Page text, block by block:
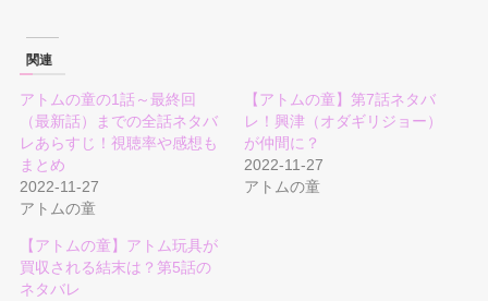
関連
アトムの童の1話～最終回
（最新話）までの全話ネタバ
レあらすじ！視聴率や感想も
まとめ
2022-11-27
アトムの童
【アトムの童】第7話ネタバ
レ！興津（オダギリジョー）
が仲間に？
2022-11-27
アトムの童
【アトムの童】アトム玩具が
買収される結末は？第5話の
ネタバレ